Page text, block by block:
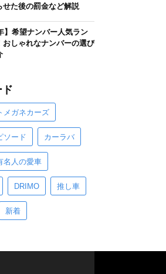
せた後の罰金など解説
】希望ナンバー人気ラン
おしゃれなナンバーの選び
メガネカーズ
ソード カーラバ
名人の愛車
DRIMO 推し車
新着